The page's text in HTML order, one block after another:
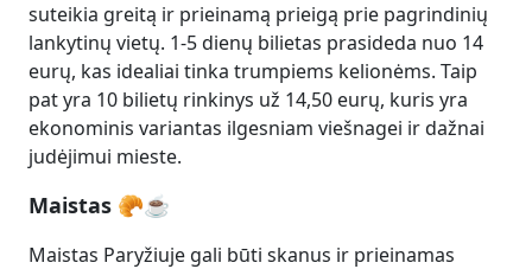
suteikia greitą ir prieinamą prieigą prie pagrindinių
lankytinų vietų. 1-5 dienų bilietas prasideda nuo 14
eurų, kas idealiai tinka trumpiems kelionėms. Taip
pat yra 10 bilietų rinkinys už 14,50 eurų, kuris yra
ekonominis variantas ilgesniam viešnagei ir dažnai
judėjimui mieste.
Maistas 🥐☕
Maistas Paryžiuje gali būti skanus ir prieinamas